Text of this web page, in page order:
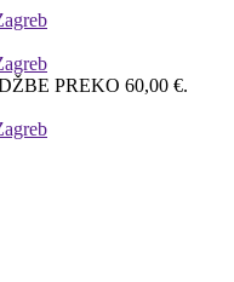
PREKO 60,00 €.